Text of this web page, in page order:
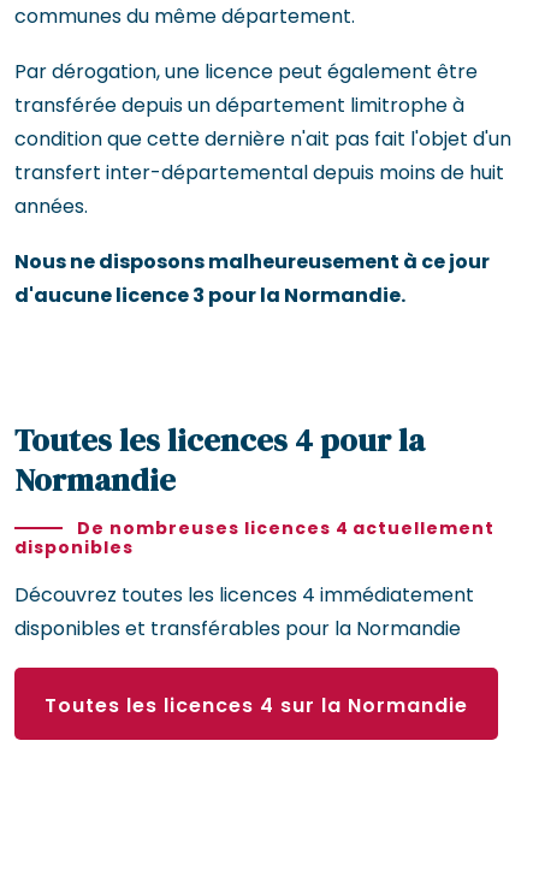
communes du même département.
Par dérogation, une licence peut également être
transférée depuis un département limitrophe à
condition que cette dernière n'ait pas fait l'objet d'un
transfert inter-départemental depuis moins de huit
années.
Nous ne disposons malheureusement à ce jour
d'aucune licence 3 pour la Normandie.
Toutes les licences 4 pour la
Normandie
De nombreuses licences 4 actuellement
disponibles
Découvrez toutes les licences 4 immédiatement
disponibles et transférables pour la Normandie
Toutes les licences 4 sur la Normandie